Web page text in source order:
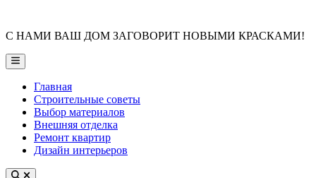
content
С НАМИ ВАШ ДОМ ЗАГОВОРИТ НОВЫМИ КРАСКАМИ!
Main
Menu
Главная
Строительные советы
Выбор материалов
Внешняя отделка
Ремонт квартир
Дизайн интерьеров